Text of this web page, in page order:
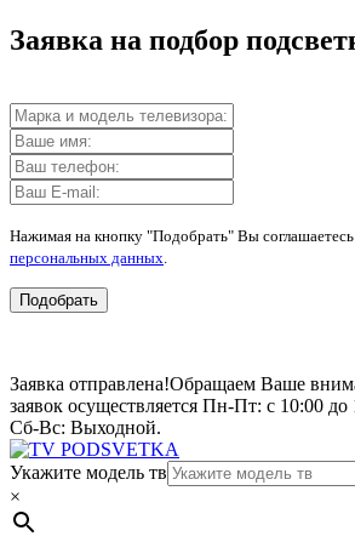
Заявка на подбор
Нажимая на кнопку "Подобрать" Вы
персональных данных
Подобрать
Заявка отправлена!Обращаем Ваше
заявок осуществляется Пн-Пт: с 10:00 до
Сб-Вс: Выходной.
Укажите модель тв
×